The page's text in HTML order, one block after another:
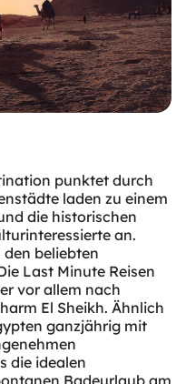
punktet durch
laden zu einem
die historischen
an.
beliebten
Last Minute Reisen
vor allem nach
El Sheikh. Ähnlich
ganzjährig mit
die idealen
Badeurlaub am